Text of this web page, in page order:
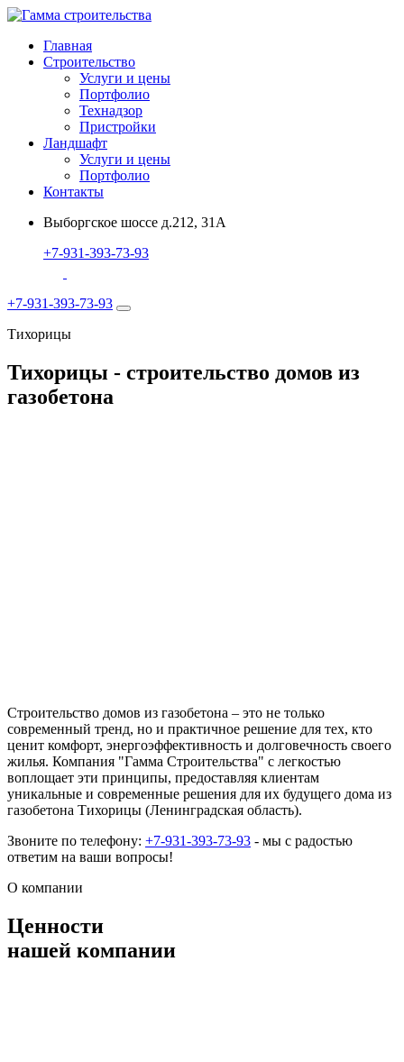
Главная
Строительство
Услуги и цены
Портфолио
Технадзор
Пристройки
Ландшафт
Услуги и цены
Портфолио
Контакты
Выборгское шоссе д.212, 31А
+7-931-393-73-93
+7-931-393-73-93
Тихорицы
Тихорицы - строительство домов из
газобетона
Строительство домов из газобетона – это не только
современный тренд, но и практичное решение для тех, кто
ценит комфорт, энергоэффективность и долговечность своего
жилья. Компания "Гамма Строительства" с легкостью
воплощает эти принципы, предоставляя клиентам
уникальные и современные решения для их будущего дома из
газобетона Тихорицы (Ленинградская область).
Звоните по телефону: +7-931-393-73-93 - мы с радостью
ответим на ваши вопросы!
О компании
Ценности
нашей компании